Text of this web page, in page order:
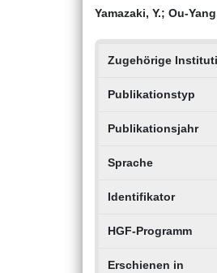
Yamazaki, Y.; Ou-
Zugehörige
Publikationstyp
Publikationsjahr
Sprache
Identifikator
HGF-Programm
Erschienen in